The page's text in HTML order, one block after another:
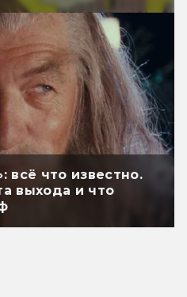
всё что известно.
выхода и что